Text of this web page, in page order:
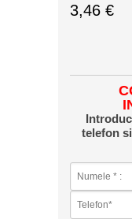
3,46 €
telefon